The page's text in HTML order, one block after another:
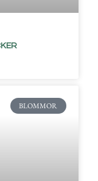
BLOMMOR